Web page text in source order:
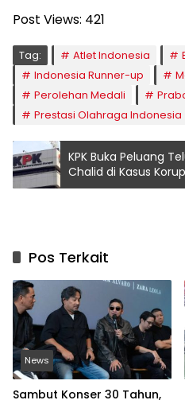
Post Views: 421
Tag: Atlet Indonesia
Indonesia Runner-up
Perolehan Medali
Prestasi Olahraga Indonesia
KPK Buka Peluang
Chalid di Kasus
Pos Terkait
News
Sambut Konser 30 Tahun,